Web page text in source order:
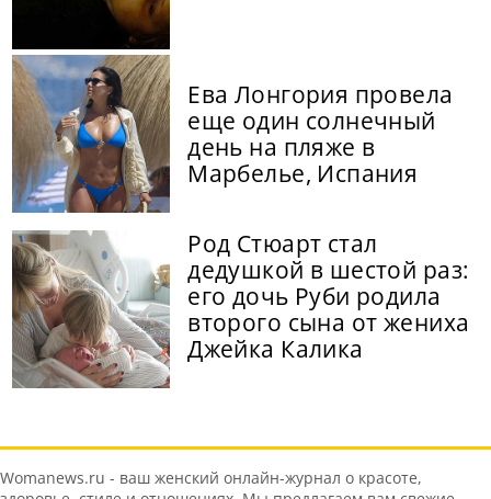
Ева Лонгория провела
еще один солнечный
день на пляже в
Марбелье, Испания
Род Стюарт стал
дедушкой в шестой раз:
его дочь Руби родила
второго сына от жениха
Джейка Калика
Womanews.ru - ваш женский онлайн-журнал о красоте,